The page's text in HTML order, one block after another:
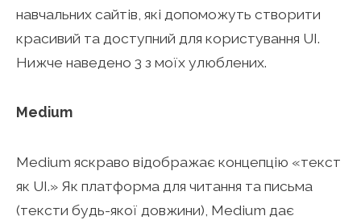
навчальних сайтів, які допоможуть створити
красивий та доступний для користування UI.
Нижче наведено 3 з моїх улюблених.
Medium
Medium яскраво відображає концепцію «текст
як UI.» Як платформа для читання та письма
(тексти будь-якої довжини), Medium дає